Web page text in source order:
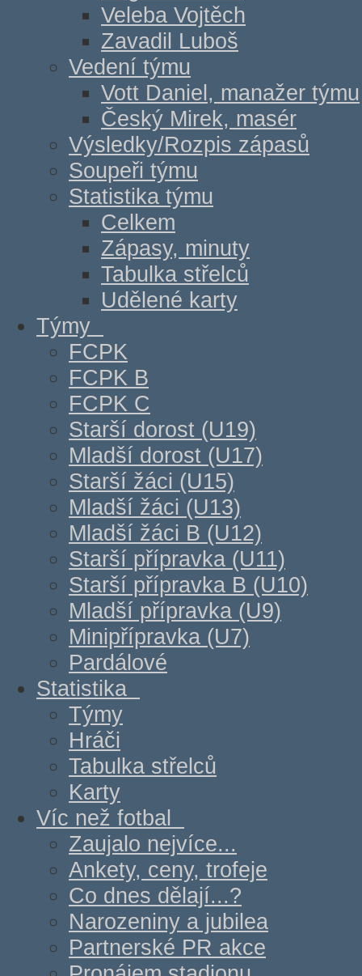
Veleba Vojtěch
Zavadil Luboš
Vedení týmu
Vott Daniel, manažer týmu
Český Mirek, masér
Výsledky/Rozpis zápasů
Soupeři týmu
Statistika týmu
Celkem
Zápasy, minuty
Tabulka střelců
Udělené karty
Týmy
FCPK
FCPK B
FCPK C
Starší dorost (U19)
Mladší dorost (U17)
Starší žáci (U15)
Mladší žáci (U13)
Mladší žáci B (U12)
Starší přípravka (U11)
Starší přípravka B (U10)
Mladší přípravka (U9)
Minipřípravka (U7)
Pardálové
Statistika
Týmy
Hráči
Tabulka střelců
Karty
Víc než fotbal
Zaujalo nejvíce...
Ankety, ceny, trofeje
Co dnes dělají...?
Narozeniny a jubilea
Partnerské PR akce